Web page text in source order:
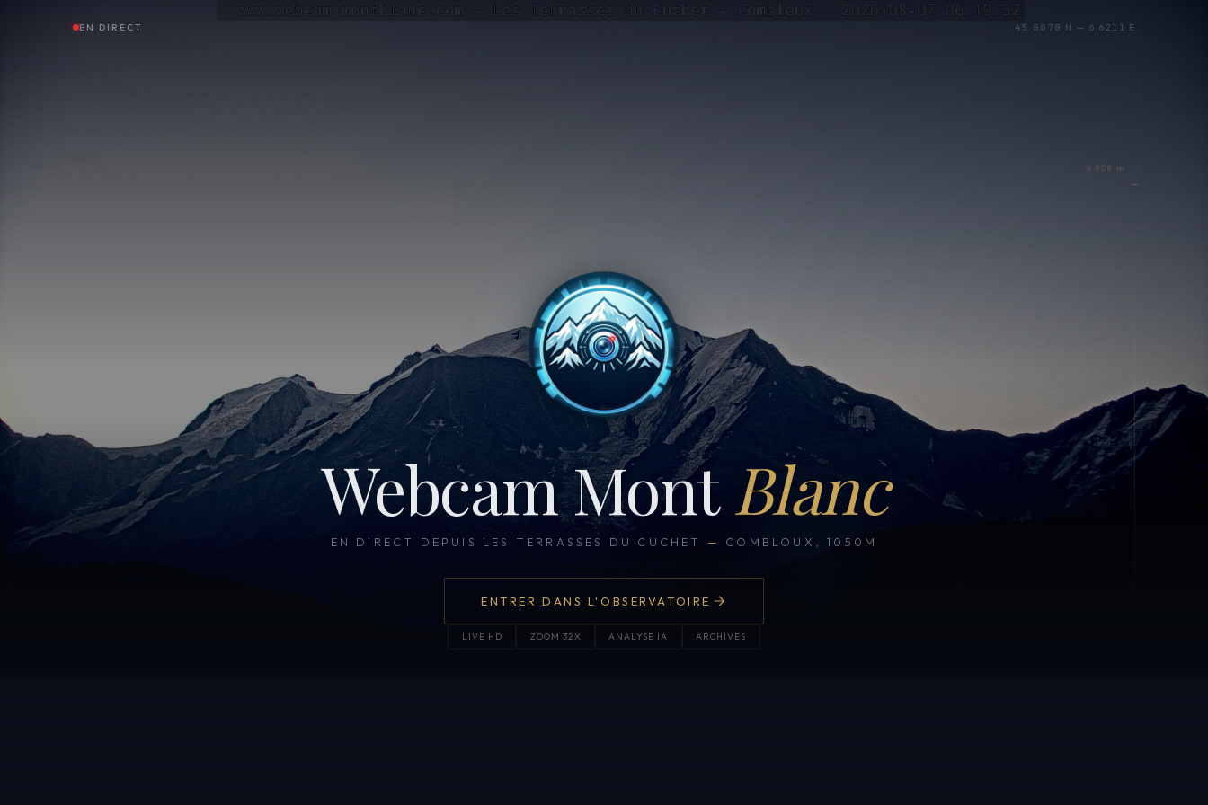
EN DIRECT 45.8878 N — 6.6211 E
Webcam Mont Blanc
EN DIRECT DEPUIS LES TERRASSES DU CUCHET — COMBLOUX, 1050M
ENTRER DANS L'OBSERVATOIRE
LIVE HD ZOOM 32X ANALYSE IA ARCHIVES